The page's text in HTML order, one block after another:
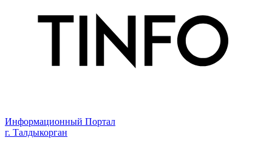
Информационный Портал
г. Талдыкорган